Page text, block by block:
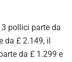
pollici parte da
da £ 2.149, il
da £ 1.299 e